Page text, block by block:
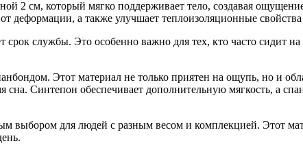
2 см, который мягко поддерживает тело, создавая
деформации, а также улучшает теплоизоляционные свойства
службы. Это особенно важно для тех, кто часто сидит на
Этот материал не только приятен на ощупь, но и
Синтепон обеспечивает дополнительную мягкость, а
выбором для людей с разным весом и комплекцией. Этот